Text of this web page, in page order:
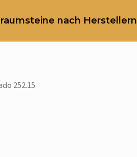
nach Herstellern
252.15